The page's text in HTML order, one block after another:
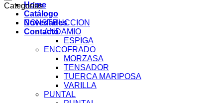
Home
Catálogo
Novedades
Contacto
Categorías
CONSTRUCCION
ANDAMIO
ESPIGA
ENCOFRADO
MORZASA
TENSADOR
TUERCA MARIPOSA
VARILLA
PUNTAL